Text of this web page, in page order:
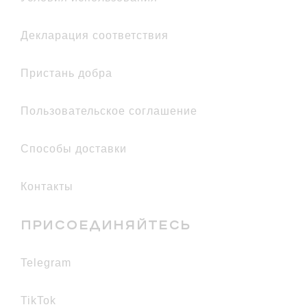
Комфортное ношение в течение 6
декларация соответствия
Пристань добра
Пользовательское соглашение
Способы доставки
Контакты
ПРИСОЕДИНЯЙТЕСЬ
telegram
TikTok